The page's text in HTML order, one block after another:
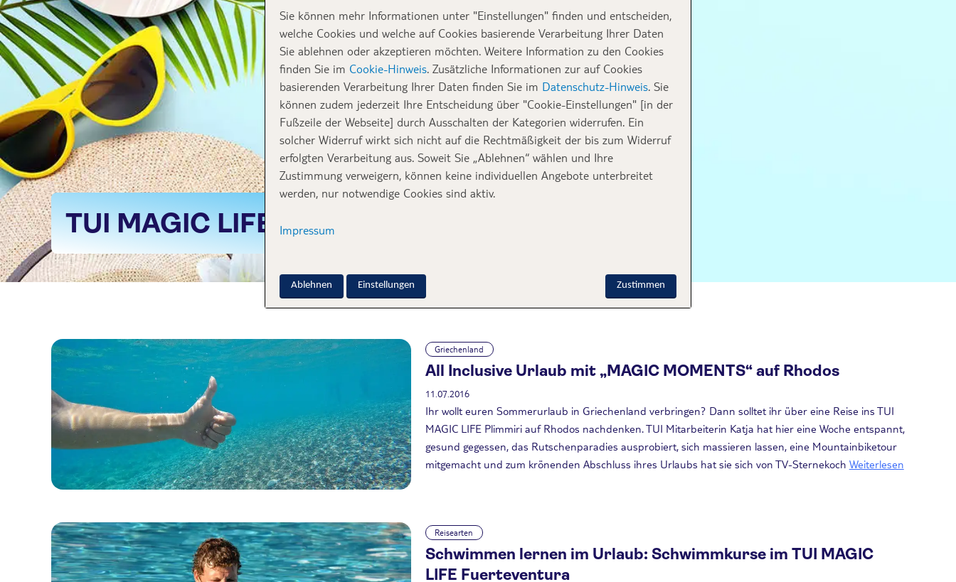
TUI MAGIC LIFE
Griechenland
All Inclusive Urlaub mit „MAGIC MOMENTS“ auf Rhodos
11.07.2016
Ihr wollt euren Sommerurlaub in Griechenland verbringen? Dann solltet ihr über eine Reise ins TUI
MAGIC LIFE Plimmiri auf Rhodos nachdenken. TUI Mitarbeiterin Katja hat hier eine Woche entspannt,
gesund gegessen, das Rutschenparadies ausprobiert, sich massieren lassen, eine Mountainbiketour
mitgemacht und zum krönenden Abschluss ihres Urlaubs hat sie sich von TV-Sternekoch Weiterlesen
Reisearten
Schwimmen lernen im Urlaub: Schwimmkurse im TUI MAGIC
LIFE Fuerteventura
Sie können mehr Informationen unter "Einstellungen" finden und entscheiden,
welche Cookies und welche auf Cookies basierende Verarbeitung Ihrer Daten
Sie ablehnen oder akzeptieren möchten. Weitere Information zu den Cookies
finden Sie im Cookie-Hinweis. Zusätzliche Informationen zur auf Cookies
basierenden Verarbeitung Ihrer Daten finden Sie im Datenschutz-Hinweis. Sie
können zudem jederzeit Ihre Entscheidung über "Cookie-Einstellungen" [in der
Fußzeile der Webseite] durch Ausschalten der Kategorien widerrufen. Ein
solcher Widerruf wirkt sich nicht auf die Rechtmäßigkeit der bis zum Widerruf
erfolgten Verarbeitung aus. Soweit Sie „Ablehnen“ wählen und Ihre
Zustimmung verweigern, können keine individuellen Angebote unterbreitet
werden, nur notwendige Cookies sind aktiv.
Impressum
Zustimmen
Ablehnen Einstellungen